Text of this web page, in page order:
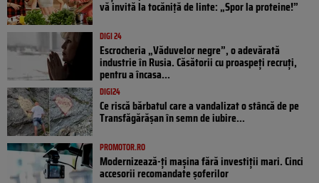
vă invită la tocăniță de linte: „Spor la proteine!”
DIGI 24
Escrocheria „Văduvelor negre”, o adevărată
industrie în Rusia. Căsătorii cu proaspeți recruți,
pentru a încasa...
DIGI24
Ce riscă bărbatul care a vandalizat o stâncă de pe
Transfăgărășan în semn de iubire...
PROMOTOR.RO
Modernizează-ți mașina fără investiții mari. Cinci
accesorii recomandate șoferilor